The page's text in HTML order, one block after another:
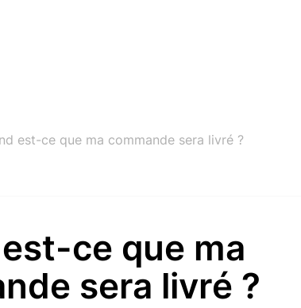
est-ce que ma commande sera livré ?
ce que ma
sera livré ?